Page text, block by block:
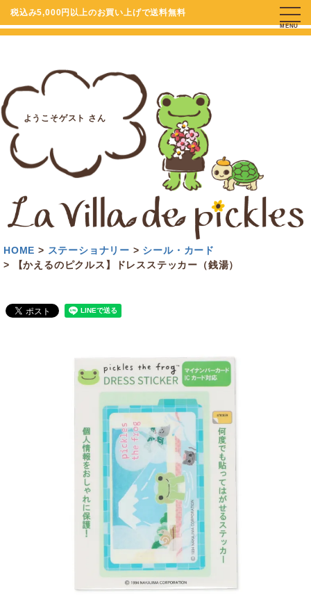
税込み5,000円以上のお買い上げで送料無料
ようこそゲスト さん
MENU
HOME ステーショナリー
シール・カード
【かえるのピクルス】ドレスステッカー（銭湯）